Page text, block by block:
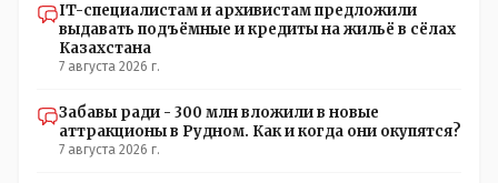
противоречие. Вы считаете иначе?
IT-специалистам и архивистам предложили
выдавать подъёмные и кредиты на жильё в сёлах
Казахстана
7 августа 2026 г.
Забавы ради - 300 млн вложили в новые
аттракционы в Рудном. Как и когда они окупятся?
7 августа 2026 г.